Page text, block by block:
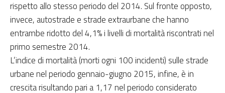
rispetto allo stesso periodo del 2014. Sul fronte opposto,
invece, autostrade e strade extraurbane che hanno
entrambe ridotto del 4,1% i livelli di mortalità riscontrati nel
primo semestre 2014.
L’indice di mortalità (morti ogni 100 incidenti) sulle strade
urbane nel periodo gennaio-giugno 2015, infine, è in
crescita risultando pari a 1,17 nel periodo considerato